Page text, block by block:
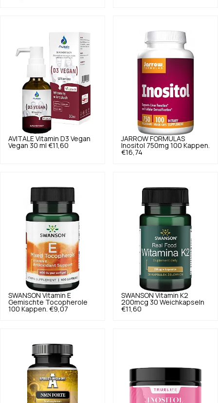
AVITALE Vitamin D3 Vegan
Vegan 30 ml €11,60
JARROW FORMULAS
Inositol 750mg 100 Kappen.
€16,74
SWANSON Vitamin E
Gemischte Tocopherole
100 Kappen. €9,07
SWANSON Vitamin K2
200mcg 30 Weichkapseln
€11,60